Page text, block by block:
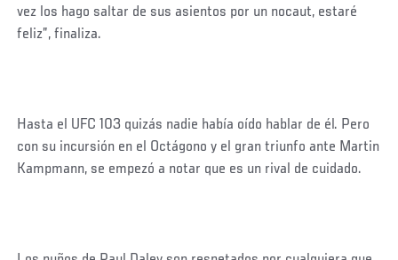
vez los hago saltar de sus asientos por un nocaut, estaré
feliz”, finaliza.
Hasta el UFC 103 quizás nadie había oído hablar de él. Pero
con su incursión en el Octágono y el gran triunfo ante Martin
Kampmann, se empezó a notar que es un rival de cuidado.